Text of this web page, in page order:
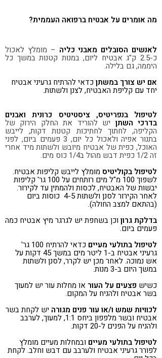
מה אומרים על אבטיח ברפואה העממית?
לאנשים הסובלים מאבני כליה – מומלץ לאכול
כ-2.5 ק"ג אבטיח ליום, במנות קטנות במשך כל
היממה, גם בלילה.
אם יש צורך במשתןכדאי להרתיח גרעיני אבטיח
יחד עם קליפת האבטיח, לצנן ולשתות.
לטיפול בנפריטיס, ציסטיטיס כרונית ואבנים
בדרכי השתן יש להוריד את החלק הירוק של
הקליפה, לחתוך לחתיכות קטנות דקות, לייבש
בתנור אפיה ולאכול כל יום, 3 פעמים ביום, לפני
האוכל, כפית של אבטיח מיובש ולשתות מיד אחרי
זה 1/2 כפית דבש מהול ב1/4 כוס מים.
לטיפול בקוליטיסמומלץ לייבש קליפות אבטיח.
לשפוך 100 מ"ל מים רותחים על 100 גר' קליפות
יבשות של האבטיח, לכסות ולהמתין עד לקירור.
לאחר הקירור לסנן ולשתות 4-5 כוסות ביום
(בהתאם למצב החולה).
בדלקת גרוןוכן בשחפת יש לגרגר מיץ אבטיח כמה
פעמים ביום.
לטיפול בתולעי מעיים
כדאי להרתיח 100 גר'
גרעיני אבטיח ב-1 ליטר מים במשך 45 דקות על
אש נמוכה. לאחר מכן יש לקרר, לסנן ולשתות
במשך היום ב-3 מנות.
כשיש פצעים על העור או מחלות עור יש למעוך
בשר אבטיח ולהניח על המקום.
לכוויות שמש ו/או עור פנים מגורה יש לקחת בשר
אבטיח ובשר מלפפון ביחס 1:1, למעוך, לערבב
ולהניח על הפנים ל-20 דקות.
לטיפול בתולעי מעיים ובמחלות מעיים מומלץ
לפורר גרעיני אבטיח ולערבב עם דבש וחלב. לקחת